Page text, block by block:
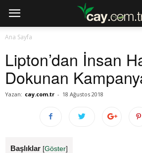
Ana Sayfa
Lipton’dan İnsan
Dokunan
Yazan: cay.com.tr - 18 Ağustos 2018
Başlıklar [Göster]